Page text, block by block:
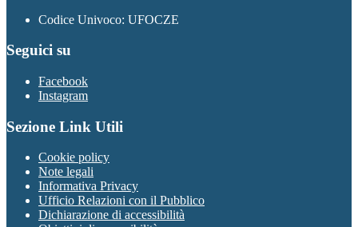
Codice Univoco: UFOCZE
Seguici su
Facebook
Instagram
Sezione Link Utili
Cookie policy
Note legali
Informativa Privacy
Ufficio Relazioni con il Pubblico
Dichiarazione di accessibilità